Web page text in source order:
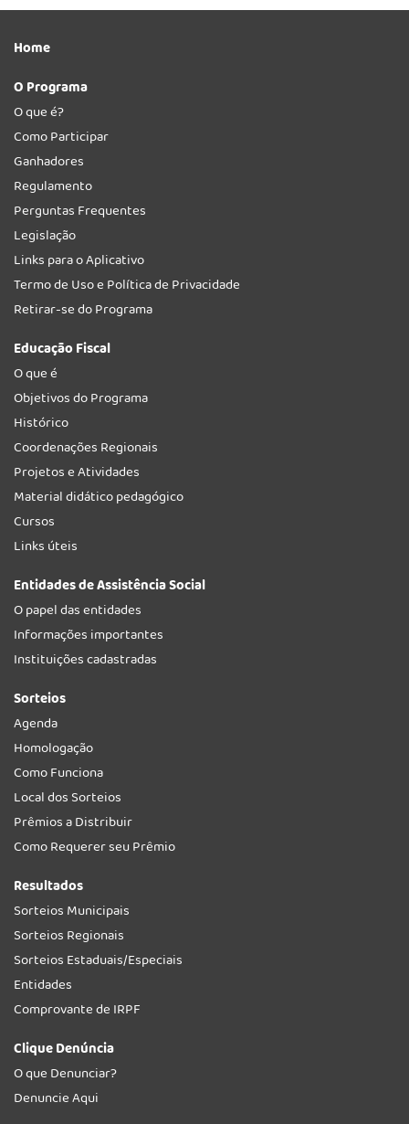
Home
O Programa
O que é?
Como Participar
Ganhadores
Regulamento
Perguntas Frequentes
Legislação
Links para o Aplicativo
Termo de Uso e Política de Privacidade
Retirar-se do Programa
Educação Fiscal
O que é
Objetivos do Programa
Histórico
Coordenações Regionais
Projetos e Atividades
Material didático pedagógico
Cursos
Links úteis
Entidades de Assistência Social
O papel das entidades
Informações importantes
Instituições cadastradas
Sorteios
Agenda
Homologação
Como Funciona
Local dos Sorteios
Prêmios a Distribuir
Como Requerer seu Prêmio
Resultados
Sorteios Municipais
Sorteios Regionais
Sorteios Estaduais/Especiais
Entidades
Comprovante de IRPF
Clique Denúncia
O que Denunciar?
Denuncie Aqui